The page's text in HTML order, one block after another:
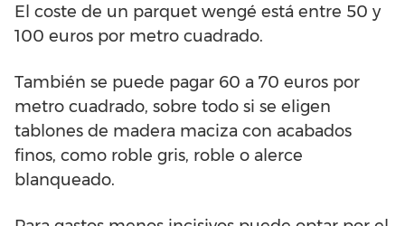
El coste de un parquet wengé está entre 50 y
100 euros por metro cuadrado.
También se puede pagar 60 a 70 euros por
metro cuadrado, sobre todo si se eligen
tablones de madera maciza con acabados
finos, como roble gris, roble o alerce
blanqueado.